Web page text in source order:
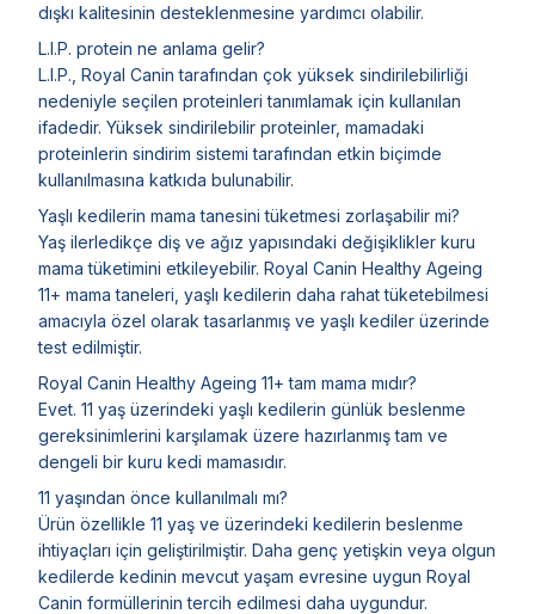
dışkı kalitesinin desteklenmesine yardımcı olabilir.
L.I.P. protein ne anlama gelir?
L.I.P., Royal Canin tarafından çok yüksek sindirilebilirliği
nedeniyle seçilen proteinleri tanımlamak için kullanılan
ifadedir. Yüksek sindirilebilir proteinler, mamadaki
proteinlerin sindirim sistemi tarafından etkin biçimde
kullanılmasına katkıda bulunabilir.
Yaşlı kedilerin mama tanesini tüketmesi zorlaşabilir mi?
Yaş ilerledikçe diş ve ağız yapısındaki değişiklikler kuru
mama tüketimini etkileyebilir. Royal Canin Healthy Ageing
11+ mama taneleri, yaşlı kedilerin daha rahat tüketebilmesi
amacıyla özel olarak tasarlanmış ve yaşlı kediler üzerinde
test edilmiştir.
Royal Canin Healthy Ageing 11+ tam mama mıdır?
Evet. 11 yaş üzerindeki yaşlı kedilerin günlük beslenme
gereksinimlerini karşılamak üzere hazırlanmış tam ve
dengeli bir kuru kedi mamasıdır.
11 yaşından önce kullanılmalı mı?
Ürün özellikle 11 yaş ve üzerindeki kedilerin beslenme
ihtiyaçları için geliştirilmiştir. Daha genç yetişkin veya olgun
kedilerde kedinin mevcut yaşam evresine uygun Royal
Canin formüllerinin tercih edilmesi daha uygundur.